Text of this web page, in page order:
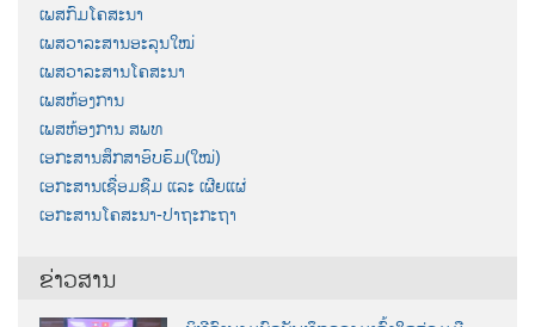
ເພສກົມໂຄສະນາ
ເພສວາລະສານອະລຸນໃໝ່
ເພສວາລະສານໂຄສະນາ
ເພສຫ້ອງການ
ເພສຫ້ອງການ ສພທ
ເອກະສານສຶກສາອົບຮົມ(ໃໝ່)
ເອກະສານເຊື່ອມຊືມ ແລະ ເຜີຍແຜ່
ເອກະສານໂຄສະນາ-ປາຖະກະຖາ
ຂ່າວສານ